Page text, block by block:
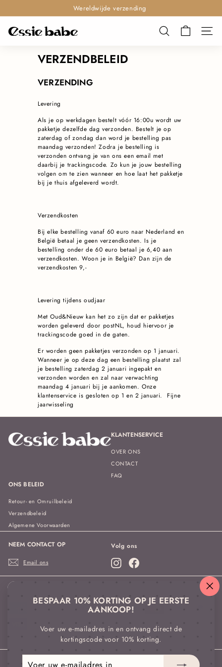
Diavoorstelling
Wereldwijde verzending
E
BESPAAR 10% KORTING OP JE EERSTE
AANKOOP!
Voer uw e-mailadres in en ontvang direct de
kortingscode voor 10% korting.
VERZENDBELEID
VERZENDING
Levering
Als je op werkdagen bestelt vóór 16:00u wordt uw
pakketje dezelfde dag verzonden. Bestelt je op
zaterdag of zondag dan word je bestelling pas
maandag verzonden! Zodra je bestelling is
verzonden ontvang je van ons een email met
daarbij je trackingscode. Zo kun je jouw bestelling
volgen om te zien wanneer en hoe laat het pakketje
bij je thuis afgeleverd wordt.
Verzendkosten
Bij elke bestelling vanaf 60 euro naar Nederland en
België betaal je geen verzendkosten. Is je
bestelling onder de 60 euro betaal je 6,40 aan
verzendkosten. Woon je in België? Dan zijn de
verzendkosten 9,-
Levering tijdens oudjaar
Met Oud&Nieuw kan het zo zijn dat er pakketjes
worden geleverd door postNL, houd hiervoor je
trackingscode goed in de gaten.
Er worden geen pakketjes verzonden op 1 januari.
Wanneer je op deze dag een bestelling plaatst zal
je bestelling zaterdag 2 januari ingepakt en
verzonden worden en zal naar verwachting
maandag 4 januari bij je aankomen. Onze
klantenservice is gesloten op 1 en 2 januari. Fijne
jaarwisseling
KLANTENSERVICE
OVER ONS
CONTACT
FAQ
ONS BELEID
Retour- en Omruilbeleid
Verzendbeleid
Algemene Voorwaarden
NEEM CONTACT OP
Email ons
Volg ons
InstagramFacebook